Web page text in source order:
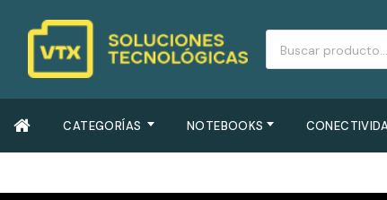
CATEGORÍAS NOTEBOOKS